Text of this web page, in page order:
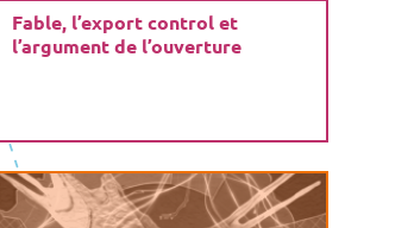
Fable, l’export control et
l’argument de l’ouverture